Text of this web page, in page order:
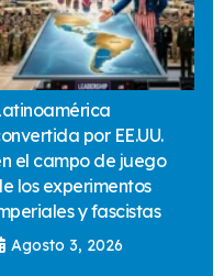
por EE.UU.
el campo de juego
los experimentos
y fascistas
Agosto 3, 2026